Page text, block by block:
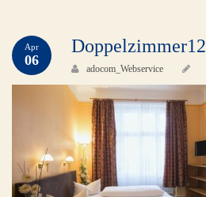
Apr
06
Doppelzimmer12
adocom_Webservice